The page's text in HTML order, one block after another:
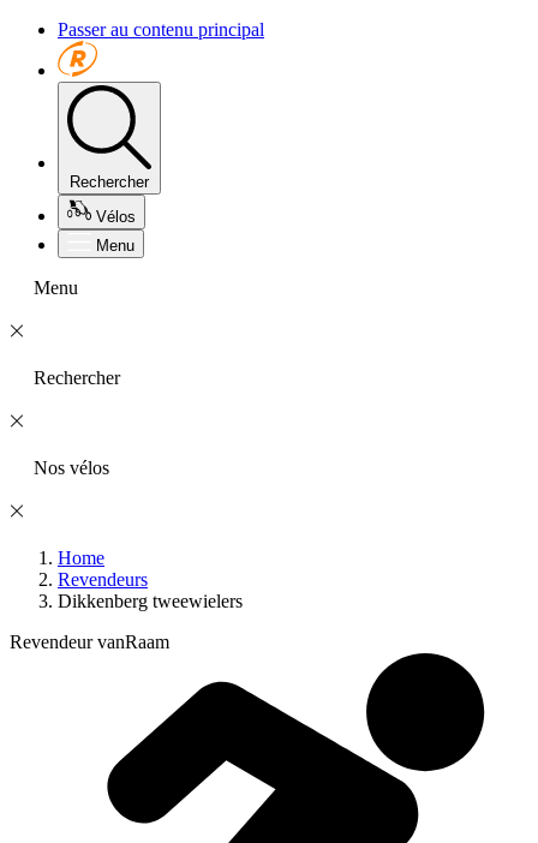
Passer au contenu principal
Rechercher
Vélos
Menu
Menu
Rechercher
Nos vélos
Home
Revendeurs
Dikkenberg tweewielers
Revendeur vanRaam